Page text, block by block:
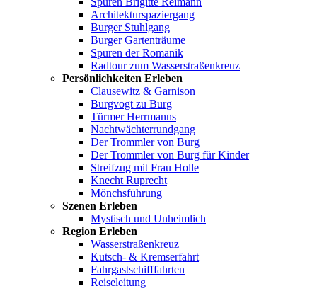
Architekturspaziergang
Burger Stuhlgang
Burger Gartenträume
Spuren der Romanik
Radtour zum Wasserstraßenkreuz
Persönlichkeiten Erleben
Clausewitz & Garnison
Burgvogt zu Burg
Türmer Herrmanns
Nachtwächterrundgang
Der Trommler von Burg
Der Trommler von Burg für Kinder
Streifzug mit Frau Holle
Knecht Ruprecht
Mönchsführung
Szenen Erleben
Mystisch und Unheimlich
Region Erleben
Wasserstraßenkreuz
Kutsch- & Kremserfahrt
Fahrgastschifffahrten
Reiseleitung